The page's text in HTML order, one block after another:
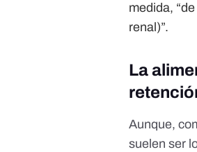
medida,
renal)”.
La
Aunque,
suelen ser